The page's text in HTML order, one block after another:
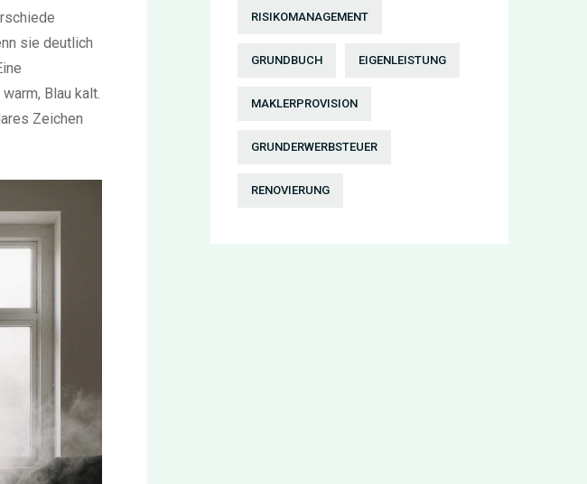
sie deutlich
Blau kalt.
Zeichen
RISIKOMANAGEMENT
GRUNDBUCH EIGENLEISTUNG
MAKLERPROVISION
GRUNDERWERBSTEUER
RENOVIERUNG